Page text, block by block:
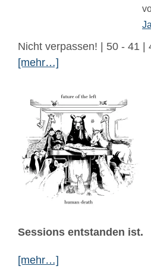
Nicht verpassen! | 50 - 41 |
[mehr…]
Sessions entstanden ist.
[mehr…]